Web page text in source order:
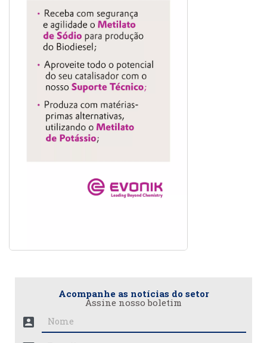
Acompanhe as notícias do setor
Assine nosso boletim
account_box